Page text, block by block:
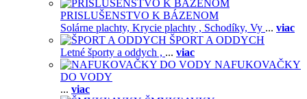
PRISLUŠENSTVO K BÁZENOM
Solárne plachty, Krycie plachty , Schodíky, Vy ... viac
ŠPORT A ODDYCH
Letné športy a oddych , ... viac
NAFUKOVAČKY
DO VODY
... viac